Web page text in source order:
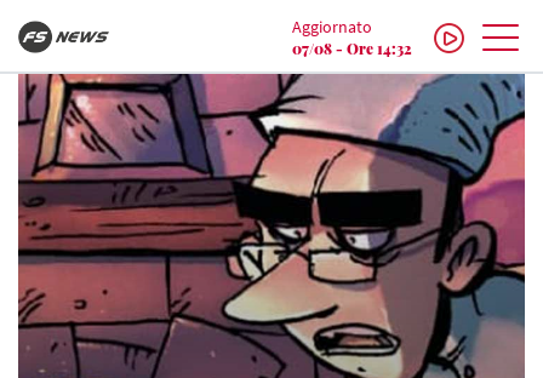
Aggiornato
07/08 - Ore 14:32